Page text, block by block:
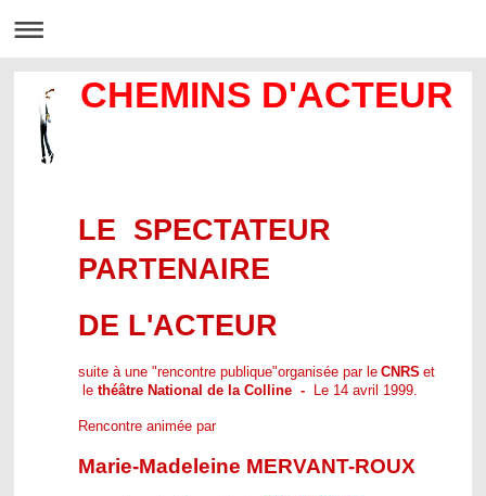
CHEMINS D'ACTEUR
LE SPECTATEUR
PARTENAIRE
DE L'ACTEUR
suite à une "rencontre publique"organisée par le CNRS et
lethéâtre National de la Colline - Le 14 avril 1999.
Rencontre animée par
Marie-Madeleine MERVANT-ROUX